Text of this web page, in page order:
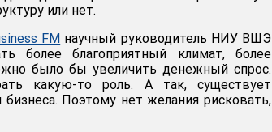
или нет.
FM научный руководитель НИУ ВШЭ
более благоприятный климат, более
было бы увеличить денежный спрос.
какую-то роль. А так, существует
Поэтому нет желания рисковать,